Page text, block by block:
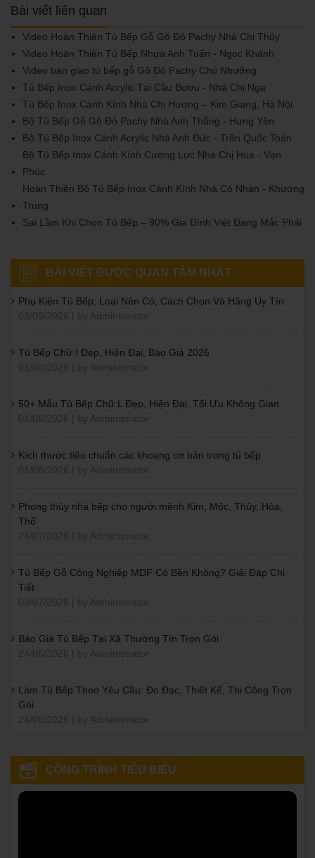
Bài viết liên quan
Video Hoàn Thiện Tủ Bếp Gỗ Gõ Đỏ Pachy Nhà Chị Thủy
Video Hoàn Thiện Tủ Bếp Nhựa Anh Tuấn - Ngọc Khánh
Video bàn giao tủ bếp gỗ Gõ Đỏ Pachy Chú Nhưỡng
Tủ Bếp Inox Cánh Acrylic Tại Cầu Bươu - Nhà Chị Nga
Tủ Bếp Inox Cánh Kính Nhà Chị Hương – Kim Giang, Hà Nội
Bộ Tủ Bếp Gỗ Gõ Đỏ Pachy Nhà Anh Thắng - Hưng Yên
Bộ Tủ Bếp Inox Cánh Acrylic Nhà Anh Đức - Trần Quốc Toản
Bộ Tủ Bếp Inox Cánh Kính Cường Lực Nhà Chị Hoa - Vạn
Phúc
Hoàn Thiện Bộ Tủ Bếp Inox Cánh Kính Nhà Cô Nhàn - Khương
Trung
Sai Lầm Khi Chọn Tủ Bếp – 90% Gia Đình Việt Đang Mắc Phải
BÀI VIẾT ĐƯỢC QUAN TÂM NHẤT
Phụ Kiện Tủ Bếp: Loại Nên Có, Cách Chọn Và Hãng Uy Tín
Tủ Bếp Chữ I Đẹp, Hiện Đại, Báo Giá 2026
50+ Mẫu Tủ Bếp Chữ L Đẹp, Hiện Đại, Tối Ưu Không Gian
Kích thước tiêu chuẩn các khoang cơ bản trong tủ bếp
Phong thủy nhà bếp cho người mệnh Kim, Mộc, Thủy, Hỏa,
Thổ
Tủ Bếp Gỗ Công Nghiệp MDF Có Bền Không? Giải Đáp Chi
Tiết
Báo Giá Tủ Bếp Tại Xã Thường Tín Trọn Gói
Làm Tủ Bếp Theo Yêu Cầu: Đo Đạc, Thiết Kế, Thi Công Trọn
Gói
CÔNG TRÌNH TIÊU BIỂU